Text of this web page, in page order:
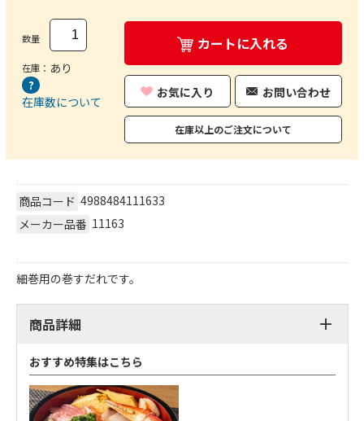
数量
在庫： あり
在庫数について
カートに入れる
お気に入り お問い合わせ
在庫以上のご注文について
商品コード 4988484111633
メーカー品番 11163
細巻用の巻すだれです。
商品詳細
おすすめ特集はこちら